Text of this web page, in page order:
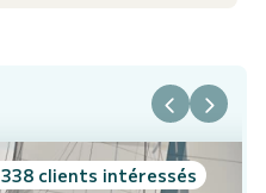
338 clients intéressés